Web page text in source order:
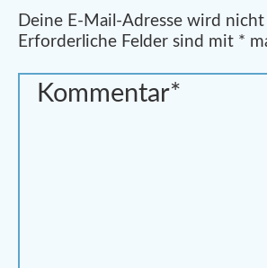
Deine E-Mail-Adresse wird
Erforderliche Felder sind mit *